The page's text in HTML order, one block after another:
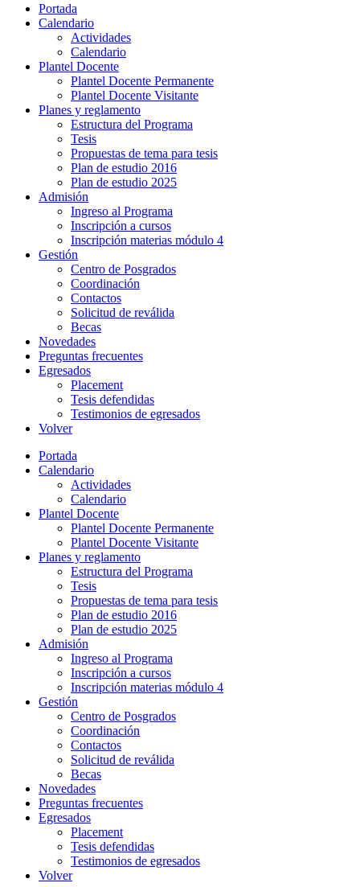
Portada
Calendario
Actividades
Calendario
Plantel Docente
Plantel Docente Permanente
Plantel Docente Visitante
Planes y reglamento
Estructura del Programa
Tesis
Propuestas de tema para tesis
Plan de estudio 2016
Plan de estudio 2025
Admisión
Ingreso al Programa
Inscripción a cursos
Inscripción materias módulo 4
Gestión
Centro de Posgrados
Coordinación
Contactos
Solicitud de reválida
Becas
Novedades
Preguntas frecuentes
Egresados
Placement
Tesis defendidas
Testimonios de egresados
Volver
Portada
Calendario
Actividades
Calendario
Plantel Docente
Plantel Docente Permanente
Plantel Docente Visitante
Planes y reglamento
Estructura del Programa
Tesis
Propuestas de tema para tesis
Plan de estudio 2016
Plan de estudio 2025
Admisión
Ingreso al Programa
Inscripción a cursos
Inscripción materias módulo 4
Gestión
Centro de Posgrados
Coordinación
Contactos
Solicitud de reválida
Becas
Novedades
Preguntas frecuentes
Egresados
Placement
Tesis defendidas
Testimonios de egresados
Volver